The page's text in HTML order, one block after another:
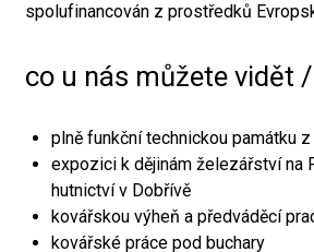
spolufinancován z prostředků
co u nás můžete vidět
plně funkční technickou památku
expozici k dějinám železářství na
hutnictví v Dobřívě
kovářskou výheň a předváděcí
kovářské práce pod buchary